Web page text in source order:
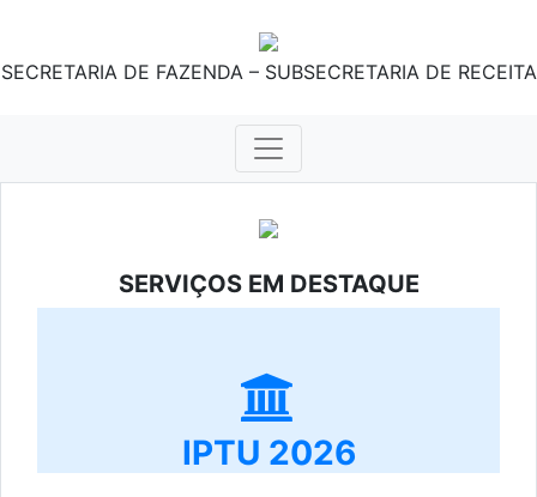
SECRETARIA DE FAZENDA – SUBSECRETARIA DE RECEITA
SERVIÇOS EM DESTAQUE
IPTU 2026